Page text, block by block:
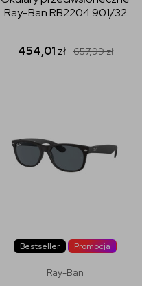
Ray-Ban RB2204 901/32
454,01 zł 657,99zł
Bestseller Promocja
Ray-Ban